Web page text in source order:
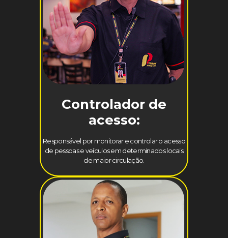
Controlador de
acesso:
Responsável por monitorar e controlar o acesso
de pessoas e veículos em determinados locais
de maior circulação.